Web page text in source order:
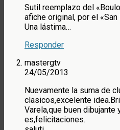
Sutil reemplazo del
afiche original, por el «San
Una lástima…
Responder
mastergtv
24/05/2013
Nuevamente la suma de
clasicos,excelente
Varela,que buen dibujante
es,felicitaciones.